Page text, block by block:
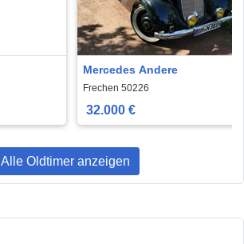
Mercedes Andere
Frechen 50226
32.000 €
Alle Oldtimer anzeigen